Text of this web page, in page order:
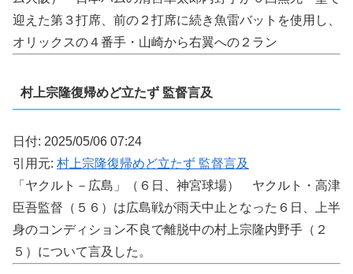
迎えた第３打席、前の２打席に続き魚雷バットを使用し、
オリックスの４番手・山崎から右翼への２ラン
村上宗隆復帰めど立たず 監督言及
日付: 2025/05/06 07:24
引用元: 村上宗隆復帰めど立たず 監督言及
「ヤクルト－広島」（６日、神宮球場） ヤクルト・高津
臣吾監督（５６）は広島戦が雨天中止となった６日、上半
身のコンディション不良で離脱中の村上宗隆内野手（２
５）について言及した。